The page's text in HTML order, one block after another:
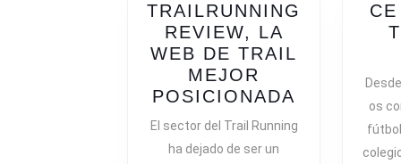
TRAILRUNNING
REVIEW, LA
WEB DE TRAIL
MEJOR
POSICIONADA
WEB
El sector del Trail Running
ha dejado de ser un
os